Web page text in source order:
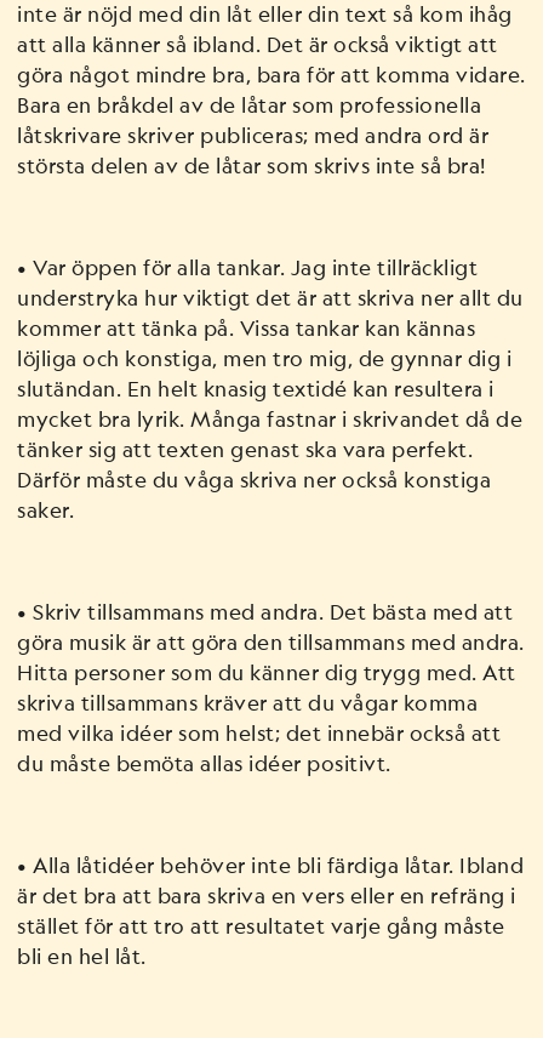
Extended
inte är nöjd med din låt eller din text så kom ihåg
att alla känner så ibland. Det är också viktigt att
göra något mindre bra, bara för att komma vidare.
Bara en bråkdel av de låtar som professionella
låtskrivare skriver publiceras; med andra ord är
största delen av de låtar som skrivs inte så bra!
• Var öppen för alla tankar. Jag inte tillräckligt
understryka hur viktigt det är att skriva ner allt du
kommer att tänka på. Vissa tankar kan kännas
löjliga och konstiga, men tro mig, de gynnar dig i
slutändan. En helt knasig textidé kan resultera i
mycket bra lyrik. Många fastnar i skrivandet då de
tänker sig att texten genast ska vara perfekt.
Därför måste du våga skriva ner också konstiga
saker.
• Skriv tillsammans med andra. Det bästa med att
göra musik är att göra den tillsammans med andra.
Hitta personer som du känner dig trygg med. Att
skriva tillsammans kräver att du vågar komma
med vilka idéer som helst; det innebär också att
du måste bemöta allas idéer positivt.
• Alla låtidéer behöver inte bli färdiga låtar. Ibland
är det bra att bara skriva en vers eller en refräng i
stället för att tro att resultatet varje gång måste
bli en hel låt.